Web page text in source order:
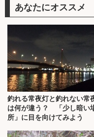
あなたにオススメ
釣れる常夜灯と釣れない常
は何が違う？ 「少し暗い
所」に目を向けてみよう